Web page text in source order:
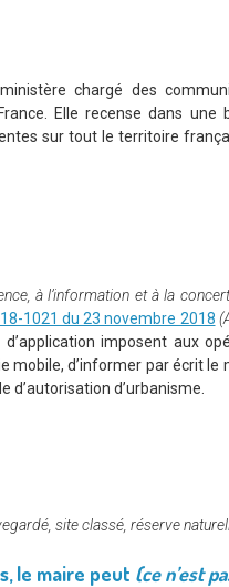
chargé des
Elle recense dans une
sur tout le territoire
à l’information et à la
1021 du 23 novembre 2018
imposent aux
mobile, d’informer par écrit le
d’urbanisme.
site classé, réserve
le maire peut (ce n’est